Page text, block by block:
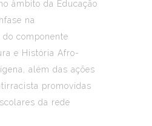
âmbito da Educação
na
componente
e História Afro-
além das ações
promovidas
da rede